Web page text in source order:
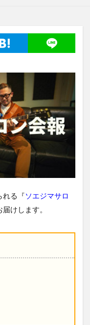
れる『ソエジマサロ
けします。